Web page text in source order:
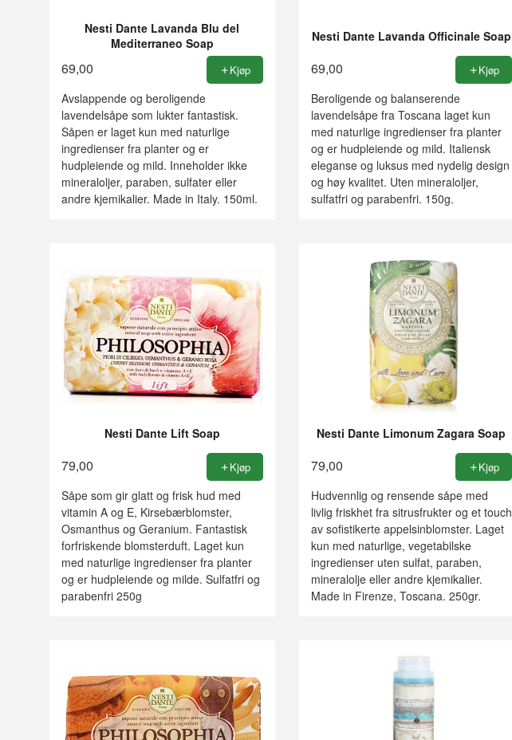
Nesti Dante Lavanda Blu del
Mediterraneo Soap
69,00 Kjøp
Avslappende og beroligende
lavendelsåpe som lukter fantastisk.
Såpen er laget kun med naturlige
ingredienser fra planter og er
hudpleiende og mild. Inneholder ikke
mineraloljer, paraben, sulfater eller
andre kjemikalier. Made in Italy. 150ml.
Nesti Dante Lavanda Officinale Soap
69,00 Kjøp
Beroligende og balanserende
lavendelsåpe fra Toscana laget kun
med naturlige ingredienser fra planter
og er hudpleiende og mild. Italiensk
eleganse og luksus med nydelig design
og høy kvalitet. Uten mineraloljer,
sulfatfri og parabenfri. 150g.
Nesti Dante Lift Soap
79,00 Kjøp
Såpe som gir glatt og frisk hud med
vitamin A og E, Kirsebærblomster,
Osmanthus og Geranium. Fantastisk
forfriskende blomsterduft. Laget kun
med naturlige ingredienser fra planter
og er hudpleiende og milde. Sulfatfri og
parabenfri 250g
Nesti Dante Limonum Zagara Soap
79,00 Kjøp
Hudvennlig og rensende såpe med
livlig friskhet fra sitrusfrukter og et touch
av sofistikerte appelsinblomster. Laget
kun med naturlige, vegetabilske
ingredienser uten sulfat, paraben,
mineralolje eller andre kjemikalier.
Made in Firenze, Toscana. 250gr.